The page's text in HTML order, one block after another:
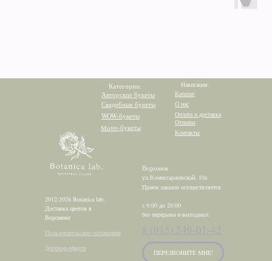
2012-2026 Botanica lab.
Доставка цветов в
Воронеже
Договор-оферта
Пользовательское соглашение
ПЕРЕЗВОНИТЕ МНЕ!
Контакты
Отзывы
Оплата и доставка
О нас
Каталог
Навигация:
Категории:
Моно-букеты
WOW-букеты
Свадебные букеты
Авторские букеты
Прием заказов осуществляется
с 9:00 до 20:00
без перерыва и выходных
ул.Комиссаржевской, 10а
Воронеж